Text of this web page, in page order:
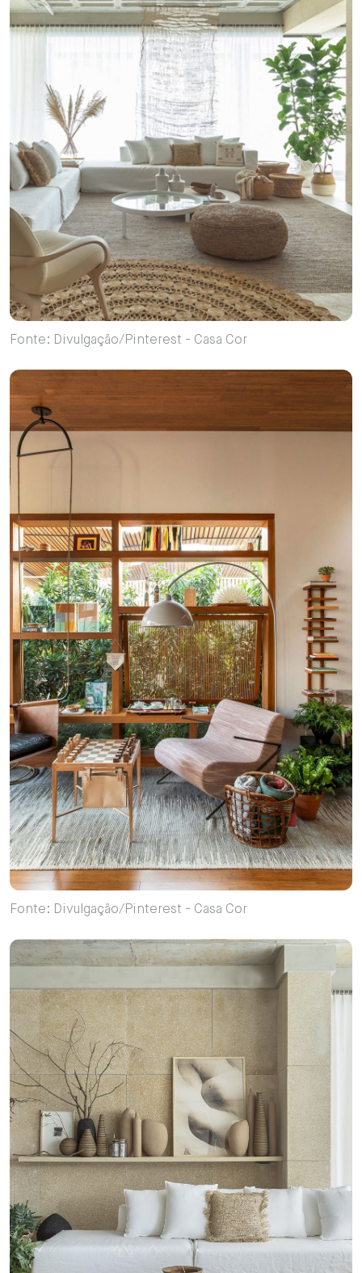
Fonte: Divulgação/Pinterest - Casa Cor
Fonte: Divulgação/Pinterest - Casa Cor